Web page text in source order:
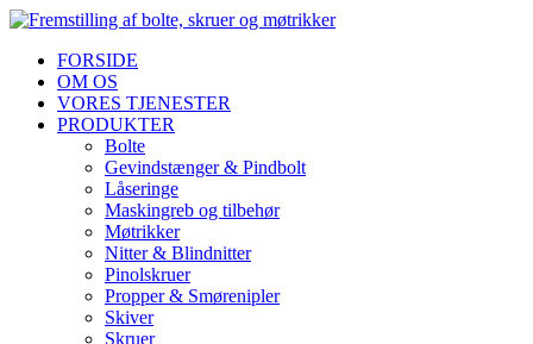
FORSIDE
OM OS
VORES TJENESTER
PRODUKTER
Bolte
Gevindstænger & Pindbolt
Låseringe
Maskingreb og tilbehør
Møtrikker
Nitter & Blindnitter
Pinolskruer
Propper & Smørenipler
Skiver
Skruer